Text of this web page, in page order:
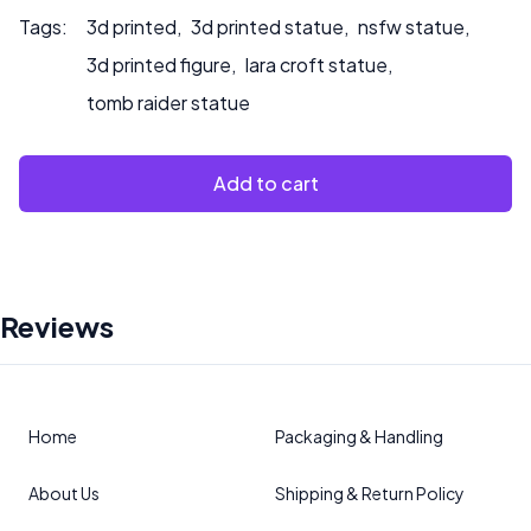
Tags: 3d printed, 3d printed statue, nsfw statue,
3d printed figure, lara croft statue,
tomb raider statue
Add to cart
Reviews
Home
About Us
Packaging & Handling
Shipping & Return Policy